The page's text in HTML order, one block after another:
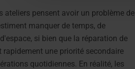
ateliers pensent avoir un problème de
manquer de temps, de
si bien que la réparation de
rapidement une priorité secondaire
quotidiennes. En réalité, les